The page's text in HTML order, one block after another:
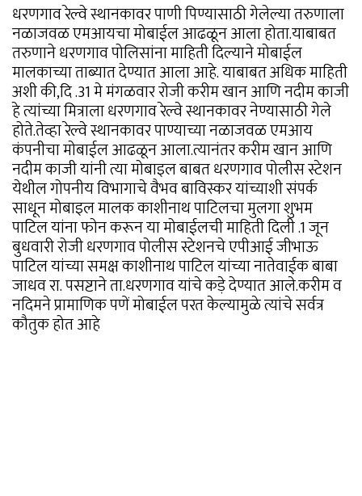
धरणगाव रेल्वे स्थानकावर पाणी पिण्यासाठी गेलेल्या तरुणाला
नळाजवळ एमआयचा मोबाईल आढळून आला होता.याबाबत
तरुणाने धरणगाव पोलिसांना माहिती दिल्याने मोबाईल
मालकाच्या ताब्यात देण्यात आला आहे. याबाबत अधिक माहिती
अशी की,दि .31 मे मंगळवार रोजी करीम खान आणि नदीम काजी
हे त्यांच्या मित्राला धरणगाव रेल्वे स्थानकावर नेण्यासाठी गेले
होते.तेव्हा रेल्वे स्थानकावर पाण्याच्या नळाजवळ एमआय
कंपनीचा मोबाईल आढळून आला.त्यानंतर करीम खान आणि
नदीम काजी यांनी त्या मोबाइल बाबत धरणगाव पोलीस स्टेशन
येथील गोपनीय विभागाचे वैभव बाविस्कर यांच्याशी संपर्क
साधून मोबाइल मालक काशीनाथ पाटिलचा मुलगा शुभम
पाटिल यांना फोन करून या मोबाईलची माहिती दिली .1 जून
बुधवारी रोजी धरणगाव पोलीस स्टेशनचे एपीआई जीभाऊ
पाटिल यांच्या समक्ष काशीनाथ पाटिल यांच्या नातेवाईक बाबा
जाधव रा. पसष्टाने ता.धरणगाव यांचे कड़े देण्यात आले.करीम व
नदिमने प्रामाणिक पणें मोबाईल परत केल्यामुळे त्यांचे सर्वत्र
कौतुक होत आहे